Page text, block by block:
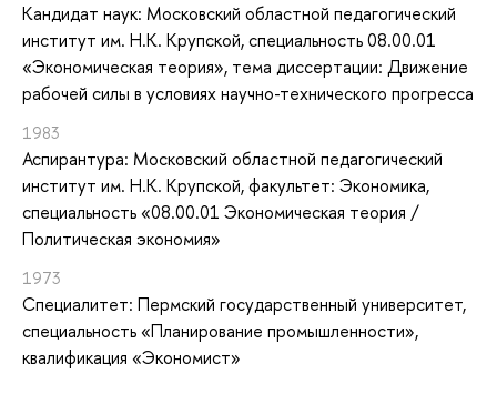
Кандидат наук: Московский областной педагогический
институт им. Н.К. Крупской, специальность 08.00.01
«Экономическая теория», тема диссертации: Движение
рабочей силы в условиях научно-технического прогресса
1983
Аспирантура: Московский областной педагогический
институт им. Н.К. Крупской, факультет: Экономика,
специальность «08.00.01 Экономическая теория /
Политическая экономия»
1973
Специалитет: Пермский государственный университет,
специальность «Планирование промышленности»,
квалификация «Экономист»